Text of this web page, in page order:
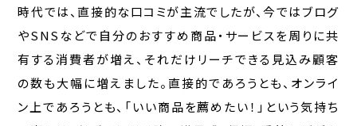
時代では、直接的な口コミが主流でしたが、今ではブログ
やSNSなどで自分のおすすめ商品・サービスを周りに共
有する消費者が増え、それだけリーチできる見込み顧客
の数も大幅に増えました。直接的であろうとも、オンライ
ン上であろうとも、「いい商品を薦めたい！」という気持ち